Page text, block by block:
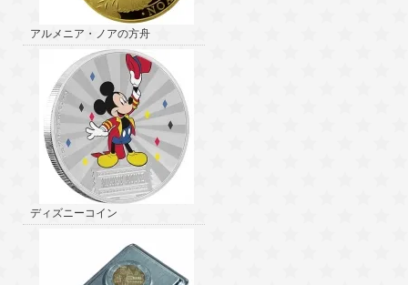
アルメニア・ノアの方舟
ディズニーコイン